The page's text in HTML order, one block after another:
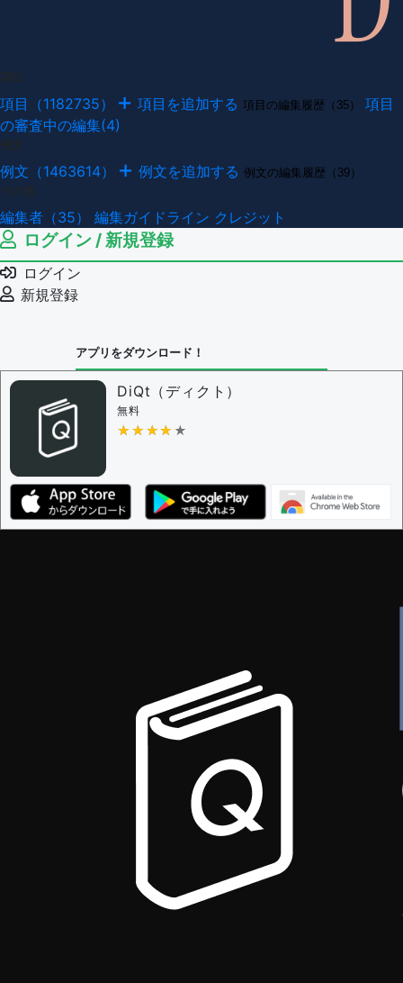
項目（1182735） 項目を追加する 項目の編集履歴（35）
項目
の審査中の編集(4)
例文（1463614） 例文を追加する 例文の編集履歴（39）
編集者（35） 編集ガイドライン クレジット
ログイン / 新規登録
ログイン
新規登録
アプリをダウンロード！
DiQt（ディクト）
無料
★★★★★
★★★★★